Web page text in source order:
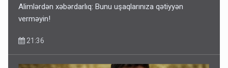
Alimlərdən xəbərdarlıq: Bunu uşaqlarınıza qətiyyən
verməyin!
21:36